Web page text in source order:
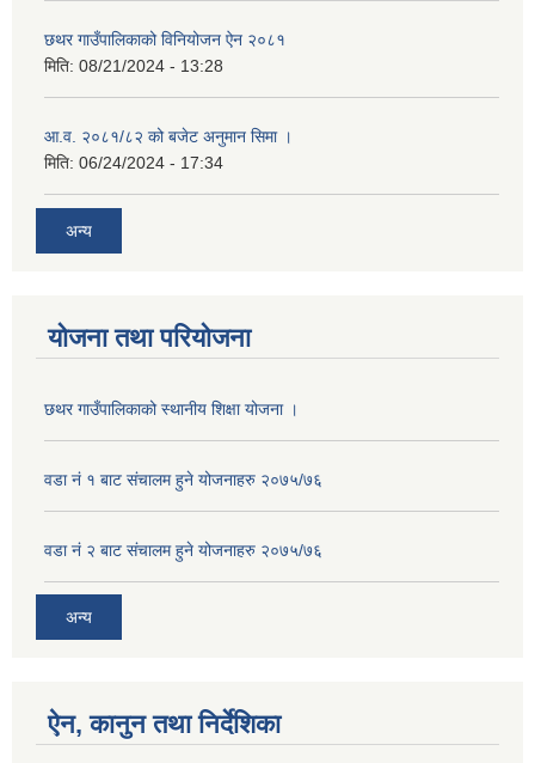
छथर गाउँपालिकाको विनियोजन ऐन २०८१
मिति: 08/21/2024 - 13:28
आ.व. २०८१/८२ को बजेट अनुमान सिमा ।
मिति: 06/24/2024 - 17:34
अन्य
योजना तथा परियोजना
छथर गाउँपालिकाको स्थानीय शिक्षा योजना ।
वडा नं १ बाट संचालम हुने योजनाहरु २०७५/७६
वडा नं २ बाट संचालम हुने योजनाहरु २०७५/७६
अन्य
ऐन, कानुन तथा निर्देशिका